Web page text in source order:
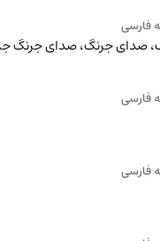
فارسی
صدای جرنگ، صدای جرنگ
فارسی
فارسی